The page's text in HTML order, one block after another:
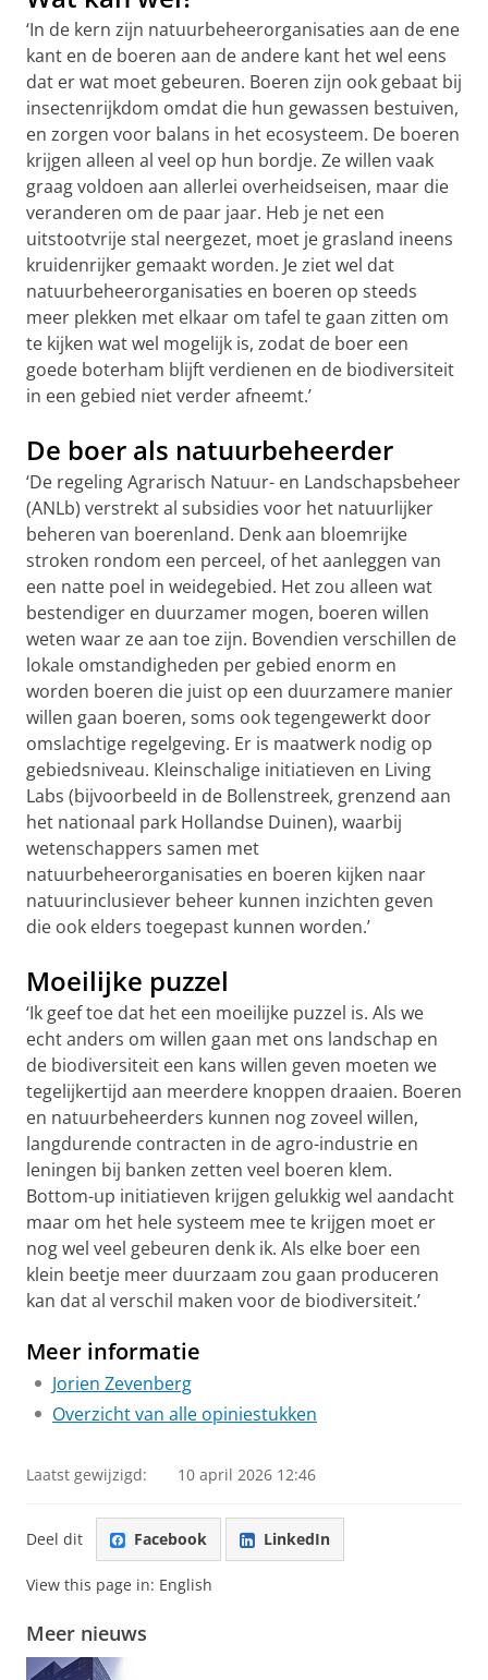
‘In de kern zijn natuurbeheerorganisaties aan de ene
kant en de boeren aan de andere kant het wel eens
dat er wat moet gebeuren. Boeren zijn ook gebaat bij
insectenrijkdom omdat die hun gewassen bestuiven,
en zorgen voor balans in het ecosysteem. De boeren
krijgen alleen al veel op hun bordje. Ze willen vaak
graag voldoen aan allerlei overheidseisen, maar die
veranderen om de paar jaar. Heb je net een
uitstootvrije stal neergezet, moet je grasland ineens
kruidenrijker gemaakt worden. Je ziet wel dat
natuurbeheerorganisaties en boeren op steeds
meer plekken met elkaar om tafel te gaan zitten om
te kijken wat wel mogelijk is, zodat de boer een
goede boterham blijft verdienen en de biodiversiteit
in een gebied niet verder afneemt.’
De boer als natuurbeheerder
‘De regeling Agrarisch Natuur- en Landschapsbeheer
(ANLb) verstrekt al subsidies voor het natuurlijker
beheren van boerenland. Denk aan bloemrijke
stroken rondom een perceel, of het aanleggen van
een natte poel in weidegebied. Het zou alleen wat
bestendiger en duurzamer mogen, boeren willen
weten waar ze aan toe zijn. Bovendien verschillen de
lokale omstandigheden per gebied enorm en
worden boeren die juist op een duurzamere manier
willen gaan boeren, soms ook tegengewerkt door
omslachtige regelgeving. Er is maatwerk nodig op
gebiedsniveau. Kleinschalige initiatieven en Living
Labs (bijvoorbeeld in de Bollenstreek, grenzend aan
het nationaal park Hollandse Duinen), waarbij
wetenschappers samen met
natuurbeheerorganisaties en boeren kijken naar
natuurinclusiever beheer kunnen inzichten geven
die ook elders toegepast kunnen worden.’
Moeilijke puzzel
‘Ik geef toe dat het een moeilijke puzzel is. Als we
echt anders om willen gaan met ons landschap en
de biodiversiteit een kans willen geven moeten we
tegelijkertijd aan meerdere knoppen draaien. Boeren
en natuurbeheerders kunnen nog zoveel willen,
langdurende contracten in de agro-industrie en
leningen bij banken zetten veel boeren klem.
Bottom-up initiatieven krijgen gelukkig wel aandacht
maar om het hele systeem mee te krijgen moet er
nog wel veel gebeuren denk ik. Als elke boer een
klein beetje meer duurzaam zou gaan produceren
kan dat al verschil maken voor de biodiversiteit.’
Meer informatie
Jorien Zevenberg
Overzicht van alle opiniestukken
Laatst gewijzigd: 10 april 2026 12:46
Deel dit Facebook LinkedIn
View this page in: English
Meer nieuws